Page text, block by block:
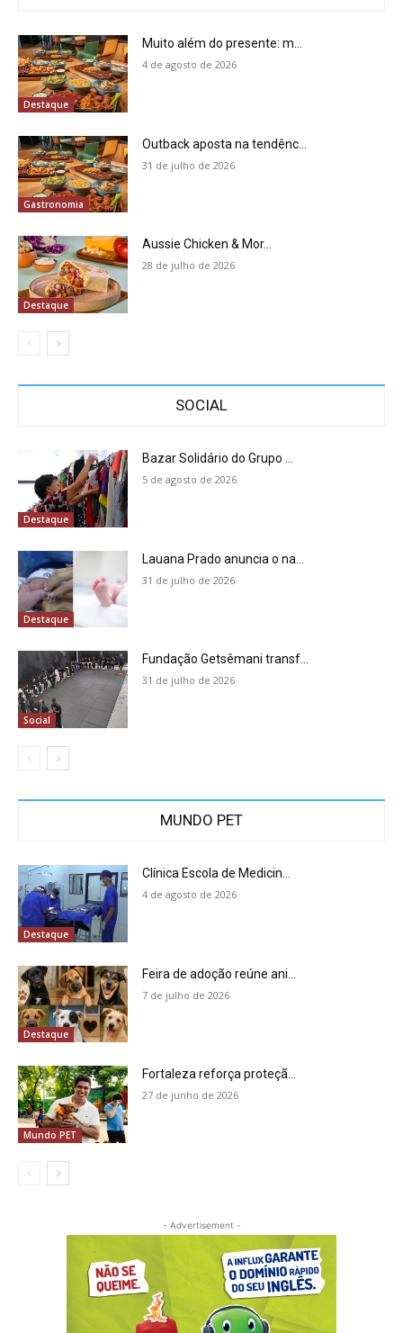
Destaque
Muito além do presente: m...
4 de agosto de 2026
Gastronomia
Outback aposta na tendênc...
31 de julho de 2026
Destaque
Aussie Chicken & Mor...
28 de julho de 2026
SOCIAL
Destaque
Bazar Solidário do Grupo ...
5 de agosto de 2026
Destaque
Lauana Prado anuncia o na...
31 de julho de 2026
Social
Fundação Getsêmani transf...
31 de julho de 2026
MUNDO PET
Destaque
Clínica Escola de Medicin...
4 de agosto de 2026
Destaque
Feira de adoção reúne ani...
7 de julho de 2026
Mundo PET
Fortaleza reforça proteçã...
27 de junho de 2026
- Advertisement -